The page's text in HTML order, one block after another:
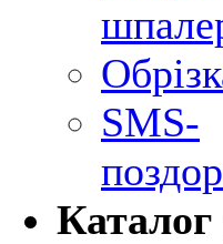
SMS-
Каталог